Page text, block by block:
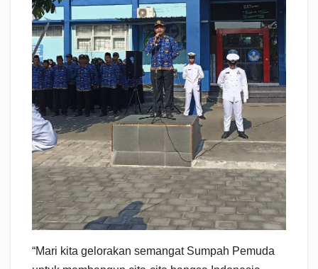
“Mari kita gelorakan semangat Sumpah Pemuda